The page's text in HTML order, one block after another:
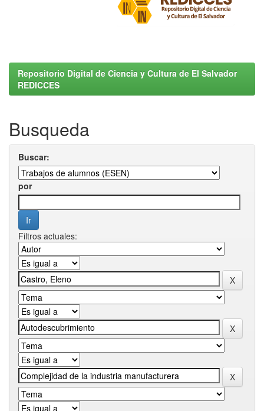
Repositorio Digital de Ciencia y Cultura de El Salvador
REDICCES
Busqueda
Buscar:
por
Filtros actuales: